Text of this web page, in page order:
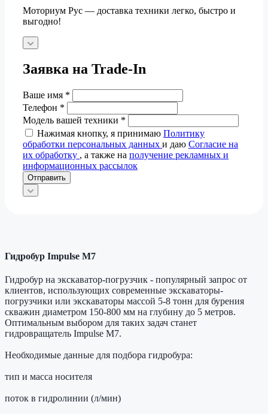
Моториум Рус — доставка техники легко, быстро и
выгодно!
Заявка на Trade-In
Ваше имя *
Телефон *
Модель вашей техники *
Нажимая кнопку, я принимаю Политику
обработки персональных данных и даю Согласие на
их обработку , а также на получение рекламных и
информационных рассылок
Отправить
Гидробур Impulse M7
Гидробур на экскаватор-погрузчик - популярный запрос от
клиентов, использующих современные экскаваторы-
погрузчики или экскаваторы массой 5-8 тонн для бурения
скважин диаметром 150-800 мм на глубину до 5 метров.
Оптимальным выбором для таких задач станет
гидровращатель Impulse M7.
Необходимые данные для подбора гидробура:
тип и масса носителя
поток в гидролинии (л/мин)